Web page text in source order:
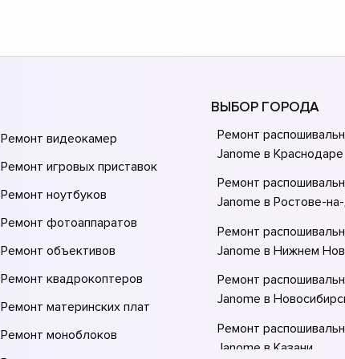
Ремонт видеокамер
Ремонт игровых приставок
Ремонт ноутбуков
Ремонт фотоаппаратов
Ремонт объективов
Ремонт квадрокоптеров
Ремонт материнских плат
Ремонт моноблоков
ВЫБОР ГОРОДА
Ремонт
Janome в Краснодаре
Ремонт
Janome в Ростове-
Ремонт
Janome в Нижнем
Ремонт
Janome в
Ремонт
Janome в Казани